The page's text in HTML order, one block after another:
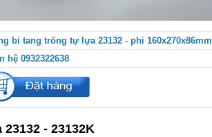
bi tang trống tự lựa 23132 - phi 160x270x86mm
hệ 0932322638
- 23132K